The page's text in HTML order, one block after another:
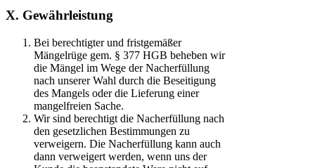
X. Gewährleistung
Bei berechtigter und fristgemäßer
Mängelrüge gem. § 377 HGB beheben wir
die Mängel im Wege der Nacherfüllung
nach unserer Wahl durch die Beseitigung
des Mangels oder die Lieferung einer
mangelfreien Sache.
Wir sind berechtigt die Nacherfüllung nach
den gesetzlichen Bestimmungen zu
verweigern. Die Nacherfüllung kann auch
dann verweigert werden, wenn uns der